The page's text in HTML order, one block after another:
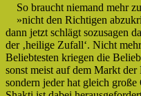
So braucht niemand mehr
»nicht den Richtigen
dann jetzt schlägt sozusagen
der ‚heilige Zufall‘. Nicht
Beliebtesten kriegen die
sonst meist auf dem Markt
sondern jeder hat gleich große